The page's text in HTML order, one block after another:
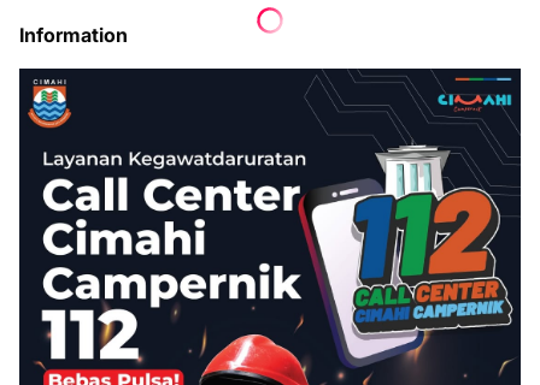
Information